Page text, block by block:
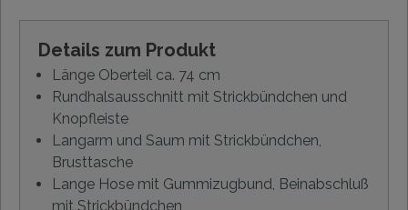
Details zum Produkt
Länge Oberteil ca. 74 cm
Rundhalsausschnitt mit Strickbündchen und
Knopfleiste
Langarm und Saum mit Strickbündchen,
Brusttasche
Lange Hose mit Gummizugbund, Beinabschluß
mit Strickbündchen